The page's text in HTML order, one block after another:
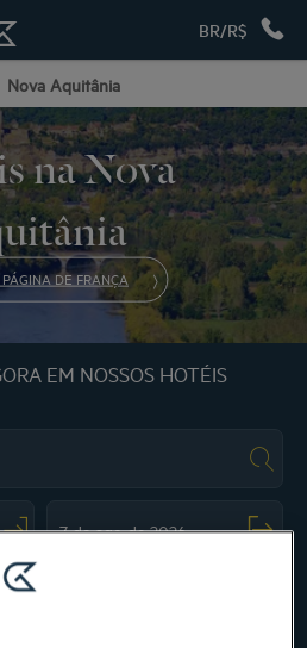
BR/R$
Nova Aquitânia
na Nova
DE FRANÇA
EM NOSSOS HOTÉIS
the calendar and select a date. Press the